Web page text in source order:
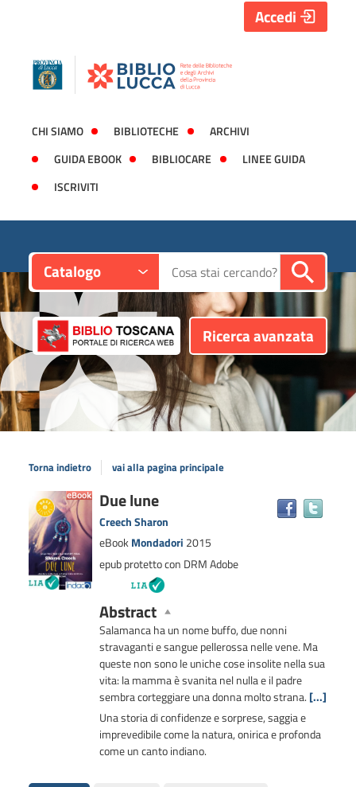
CHI SIAMO BIBLIOTECHE
ARCHIVI
GUIDA EBOOK
BIBLIOCARE
LINEE GUIDA
ISCRIVITI
Accedi
Catalogo Cerca su "Catalogo"
Ricerca avanzata
Torna indietro vai alla pagina principale
Dettaglio
del
documento
Due lune
Creech Sharon
eBookMondadori 2015
epub protetto con DRM Adobe
Abstract
Salamanca ha un nome buffo, due nonni
stravaganti e sangue pellerossa nelle vene. Ma
queste non sono le uniche cose insolite nella sua
vita: la mamma è svanita nel nulla e il padre
sembra corteggiare una donna molto strana. [...]
Una storia di confidenze e sorprese, saggia e
imprevedibile come la natura, onirica e profonda
come un canto indiano.